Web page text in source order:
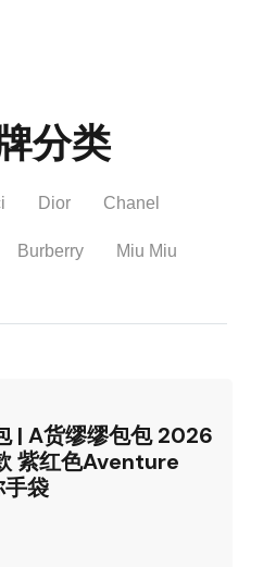
分类
Dior Chanel
Burberry Miu Miu
| A货缪缪包包 2026
紫红色Aventure
袋